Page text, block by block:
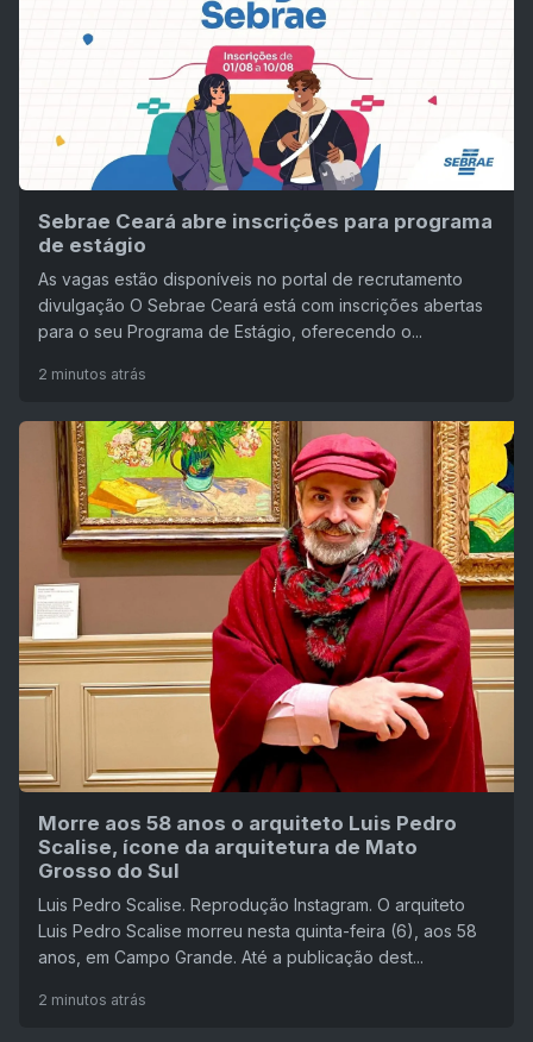
Sebrae Ceará abre inscrições para programa
de estágio
As vagas estão disponíveis no portal de recrutamento
divulgação O Sebrae Ceará está com inscrições abertas
para o seu Programa de Estágio, oferecendo o...
2 minutos atrás
Morre aos 58 anos o arquiteto Luis Pedro
Scalise, ícone da arquitetura de Mato
Grosso do Sul
Luis Pedro Scalise. Reprodução Instagram. O arquiteto
Luis Pedro Scalise morreu nesta quinta-feira (6), aos 58
anos, em Campo Grande. Até a publicação dest...
2 minutos atrás